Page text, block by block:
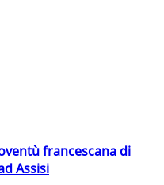
francescana di
Assisi